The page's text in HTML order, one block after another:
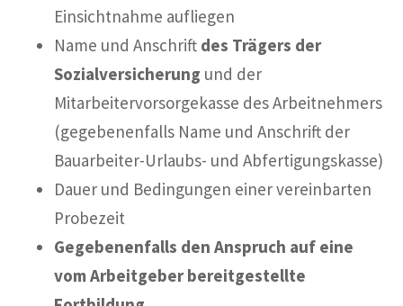
Einsichtnahme aufliegen
Name und Anschrift des Trägers der
Sozialversicherung und der
Mitarbeitervorsorgekasse des Arbeitnehmers
(gegebenenfalls Name und Anschrift der
Bauarbeiter-Urlaubs- und Abfertigungskasse)
Dauer und Bedingungen einer vereinbarten
Probezeit
Gegebenenfalls den Anspruch auf eine
vom Arbeitgeber bereitgestellte